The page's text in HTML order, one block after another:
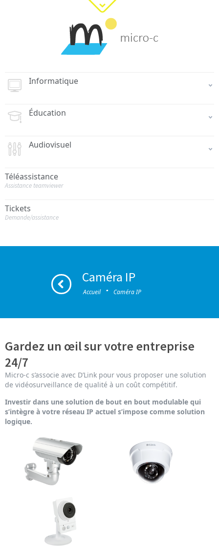
Informatique
Éducation
Audiovisuel
Téléassistance
Assistance teamviewer
Tickets
Demande/assistance
Caméra IP
Accueil · Caméra IP
Gardez un œil sur votre entreprise
24/7
Micro-c s’associe avec D’Link pour vous proposer une solution
de vidéosurveillance de qualité à un coût compétitif.
Investir dans une solution de bout en bout modulable qui
s’intègre à votre réseau IP actuel s’impose comme solution
logique.